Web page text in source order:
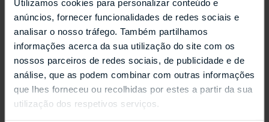
Utilizamos cookies para personalizar conteúdo e
anúncios, fornecer funcionalidades de redes sociais e
analisar o nosso tráfego. Também partilhamos
informações acerca da sua utilização do site com os
nossos parceiros de redes sociais, de publicidade e de
análise, que as podem combinar com outras informações
que lhes forneceu ou recolhidas por estes a partir da sua
utilização dos respetivos serviços.
REPOSSI ANTIFER